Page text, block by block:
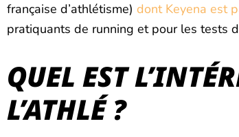
française d’athlétisme) dont Keyena est
pratiquants de running et pour les tests
QUEL EST
L’ATHLÉ ?